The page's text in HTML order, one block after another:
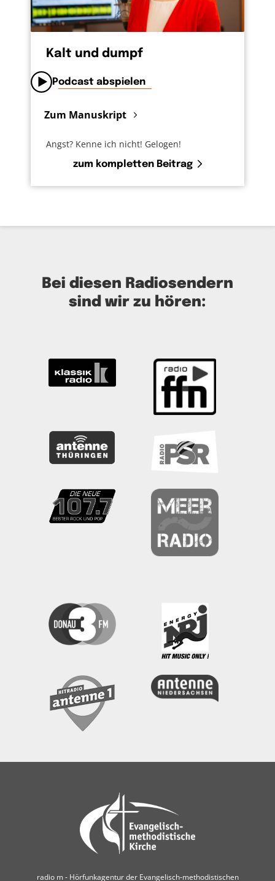
Kalt und dumpf
Podcast abspielen
Zum Manuskript
Angst? Kenne ich nicht! Gelogen!
zum kompletten Beitrag
Bei diesen Radiosendern
sind wir zu hören:
radio m ‐ Hörfunkagentur der Evangelisch-methodistischen